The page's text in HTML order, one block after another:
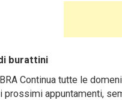
burattini
Continua tutte le
prossimi appuntamenti,